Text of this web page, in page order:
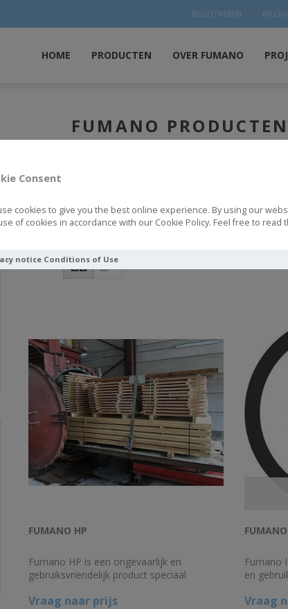
Consent
cookies to give you the best online experience. By using our
of cookies in accordance with our Cookie Policy. Feel free to read
notice Conditions of Use
REGISTREREN
HOME PRODUCTEN OVER FUMANO
FUMANO
Fumano Producten en Diensten
Toon als
FUMANO HP
Fumano HP is een ongevaarlijk en
gebruiksvriendelijk product speciaal
maken van onbehandeld hout en
Vraag naar prijs
Fumano
en
maken
Vraag